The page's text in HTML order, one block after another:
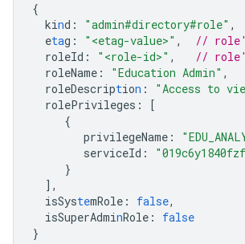
{
kind : "admin#directory#role" ,
etag : "<etag-value>" ,
//
roleId : "<role-id>" ,
//
roleName : "Education Admin" ,
roleDescription : "Access to
rolePrivileges :
[
{
privilegeName :
serviceId :
}
],
isSystemRole : false,
isSuperAdminRole :
false
}